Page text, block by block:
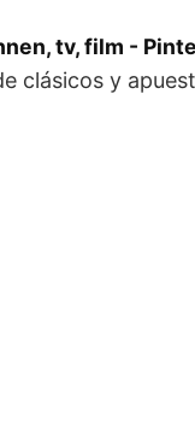
tv, film -
clásicos y